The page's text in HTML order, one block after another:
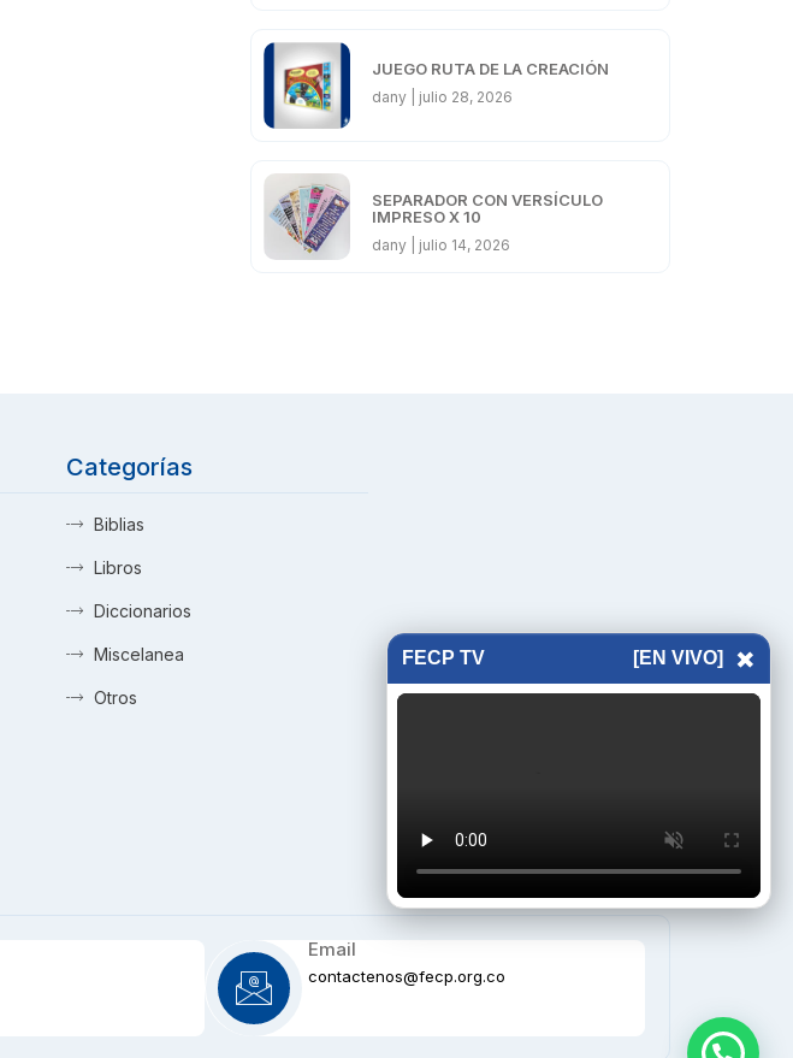
FECP TV [EN VIVO] ×
JUEGO RUTA DE LA CREACIÓN
dany julio 28, 2026
SEPARADOR CON VERSÍCULO
IMPRESO X 10
dany julio 14, 2026
Categorías
Biblias
Libros
Diccionarios
Miscelanea
Otros
Email
contactenos@fecp.org.co